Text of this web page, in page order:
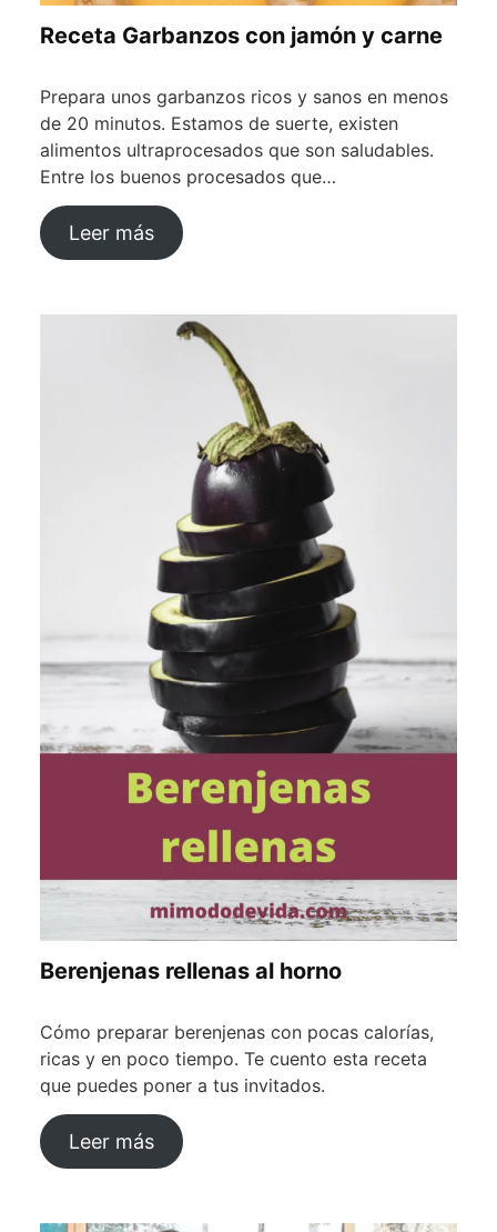
Receta Garbanzos con jamón y carne
Prepara unos garbanzos ricos y sanos en menos
de 20 minutos. Estamos de suerte, existen
alimentos ultraprocesados que son saludables.
Entre los buenos procesados que…
Leer más
Berenjenas rellenas al horno
Cómo preparar berenjenas con pocas calorías,
ricas y en poco tiempo. Te cuento esta receta
que puedes poner a tus invitados.
Leer más